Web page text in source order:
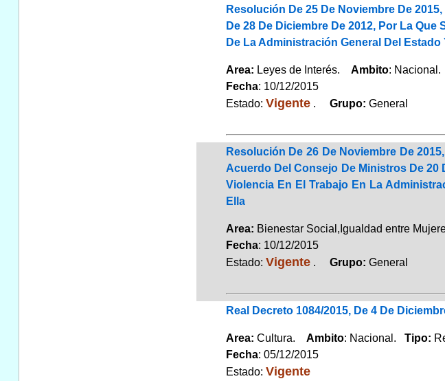
Resolución De 25 De Noviembre De
De 28 De Diciembre De 2012, Por La
De La Administración General Del
Area: Leyes de Interés. Ambito: Nacional.
Fecha: 10/12/2015
Estado: Vigente. Grupo: General
Resolución De 26 De Noviembre De
Acuerdo Del Consejo De Ministros De 20
Violencia En El Trabajo En La
Ella
Area: Bienestar Social,Igualdad entre
Fecha: 10/12/2015
Estado: Vigente. Grupo: General
Real Decreto 1084/2015, De 4 De
Area: Cultura. Ambito: Nacional. Tipo:
Fecha: 05/12/2015
Estado: Vigente